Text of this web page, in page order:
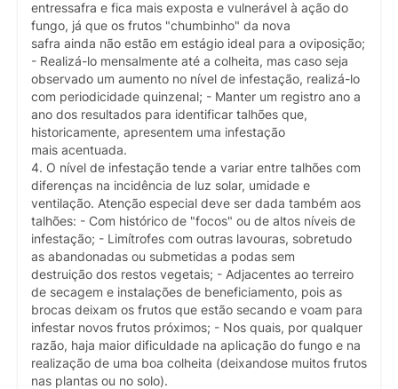
entressafra e fica mais exposta e vulnerável à ação do
fungo, já que os frutos "chumbinho" da nova
safra ainda não estão em estágio ideal para a oviposição;
- Realizá-lo mensalmente até a colheita, mas caso seja
observado um aumento no nível de infestação, realizá-lo
com periodicidade quinzenal; - Manter um registro ano a
ano dos resultados para identificar talhões que,
historicamente, apresentem uma infestação
mais acentuada.
4. O nível de infestação tende a variar entre talhões com
diferenças na incidência de luz solar, umidade e
ventilação. Atenção especial deve ser dada também aos
talhões: - Com histórico de "focos" ou de altos níveis de
infestação; - Limítrofes com outras lavouras, sobretudo
as abandonadas ou submetidas a podas sem
destruição dos restos vegetais; - Adjacentes ao terreiro
de secagem e instalações de beneficiamento, pois as
brocas deixam os frutos que estão secando e voam para
infestar novos frutos próximos; - Nos quais, por qualquer
razão, haja maior dificuldade na aplicação do fungo e na
realização de uma boa colheita (deixandose muitos frutos
nas plantas ou no solo).